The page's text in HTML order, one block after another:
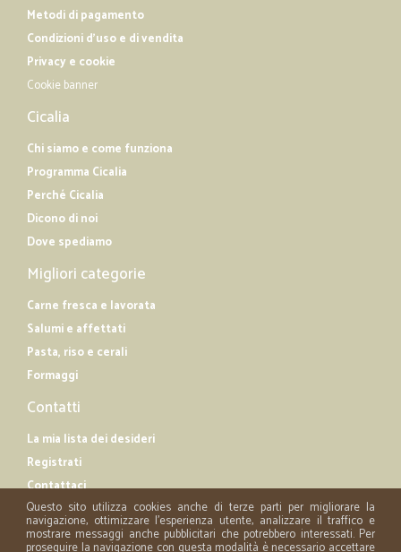
Metodi di pagamento
Condizioni d'uso e di vendita
Privacy e cookie
Cookie banner
Cicalia
Chi siamo e come funziona
Programma Cicalia
Perché Cicalia
Dicono di noi
Dove spediamo
Migliori categorie
Carne fresca e lavorata
Salumi e affettati
Pasta, riso e cerali
Formaggi
Contatti
La mia lista dei desideri
Registrati
Contattaci
Questo sito utilizza cookies anche di terze parti per migliorare la
navigazione, ottimizzare l'esperienza utente, analizzare il traffico e
mostrare messaggi anche pubblicitari che potrebbero interessati. Per
proseguire la navigazione con questa modalità è necessario accettare